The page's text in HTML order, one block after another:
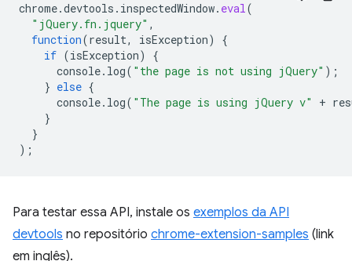
chrome.devtools . inspectedWindow. eval(
"jQuery.fn.jquery" ,
function(result, isException)
{
if (isException)
{
console. log( "the page is not using jQuery" );
} else {
console. log( "The page is using jQuery v" +
}
}
);
Para testar essa API, instale os exemplos da API
devtools no repositório chrome-extension-samples (link
em inglês).